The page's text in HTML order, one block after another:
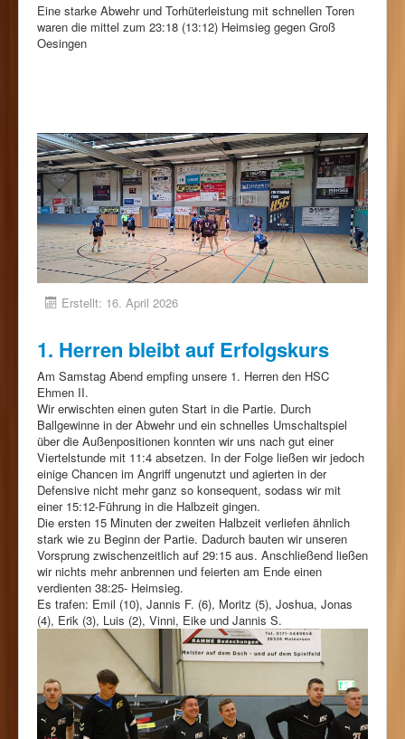
Eine starke Abwehr und Torhüterleistung mit schnellen Toren
waren die mittel zum 23:18 (13:12) Heimsieg gegen Groß
Oesingen
Erstellt: 16. April 2026
1. Herren bleibt auf Erfolgskurs
Am Samstag Abend empfing unsere 1. Herren den HSC
Ehmen II.
Wir erwischten einen guten Start in die Partie. Durch
Ballgewinne in der Abwehr und ein schnelles Umschaltspiel
über die Außenpositionen konnten wir uns nach gut einer
Viertelstunde mit 11:4 absetzen. In der Folge ließen wir jedoch
einige Chancen im Angriff ungenutzt und agierten in der
Defensive nicht mehr ganz so konsequent, sodass wir mit
einer 15:12-Führung in die Halbzeit gingen.
Die ersten 15 Minuten der zweiten Halbzeit verliefen ähnlich
stark wie zu Beginn der Partie. Dadurch bauten wir unseren
Vorsprung zwischenzeitlich auf 29:15 aus. Anschließend ließen
wir nichts mehr anbrennen und feierten am Ende einen
verdienten 38:25- Heimsieg.
Es trafen: Emil (10), Jannis F. (6), Moritz (5), Joshua, Jonas
(4), Erik (3), Luis (2), Vinni, Eike und Jannis S.